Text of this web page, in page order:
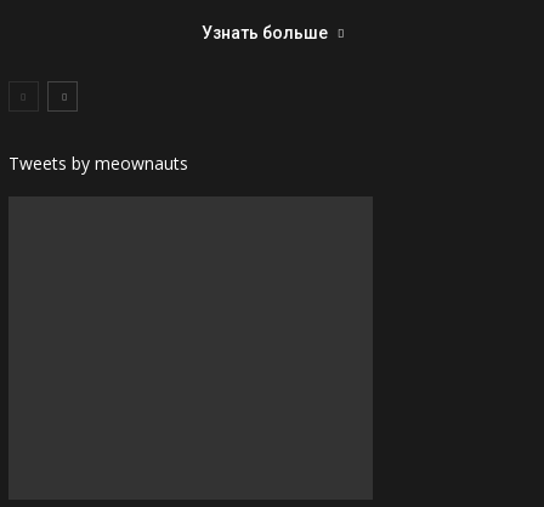
Узнать больше
Tweets by meownauts